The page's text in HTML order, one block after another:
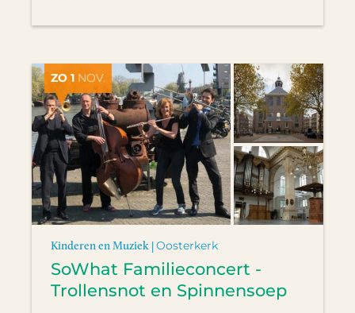
ZO 1 NOV.
Kinderen en Muziek |Oosterkerk
SoWhat Familieconcert -
Trollensnot en Spinnensoep